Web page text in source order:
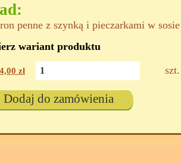
penne z szynką i pieczarkami w
wariant produktu
zł szt.
Dodaj do zamówienia